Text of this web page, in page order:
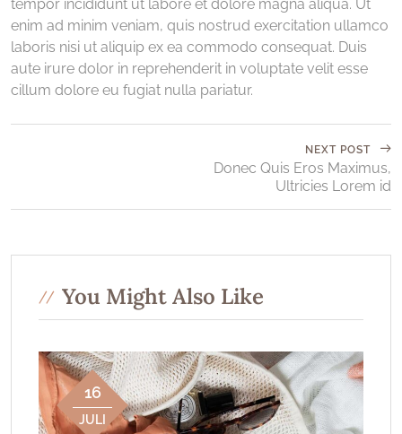
tempor incididunt ut labore et dolore magna aliqua. Ut
enim ad minim veniam, quis nostrud exercitation ullamco
laboris nisi ut aliquip ex ea commodo consequat. Duis
aute irure dolor in reprehenderit in voluptate velit esse
cillum dolore eu fugiat nulla pariatur.
NEXT POST
Donec Quis Eros Maximus,
Ultricies Lorem id
You Might Also Like
16
JULI